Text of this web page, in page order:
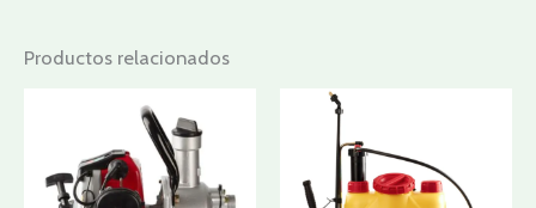
Productos relacionados